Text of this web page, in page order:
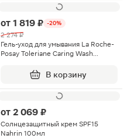
от 1 819 ₽ -20%
2 274 ₽
Гель-уход для умывания La Roche-
Posay Toleriane Caring Wash
В корзину
от 2 069 ₽
Солнцезащитный крем SPF15
Nahrin 100мл